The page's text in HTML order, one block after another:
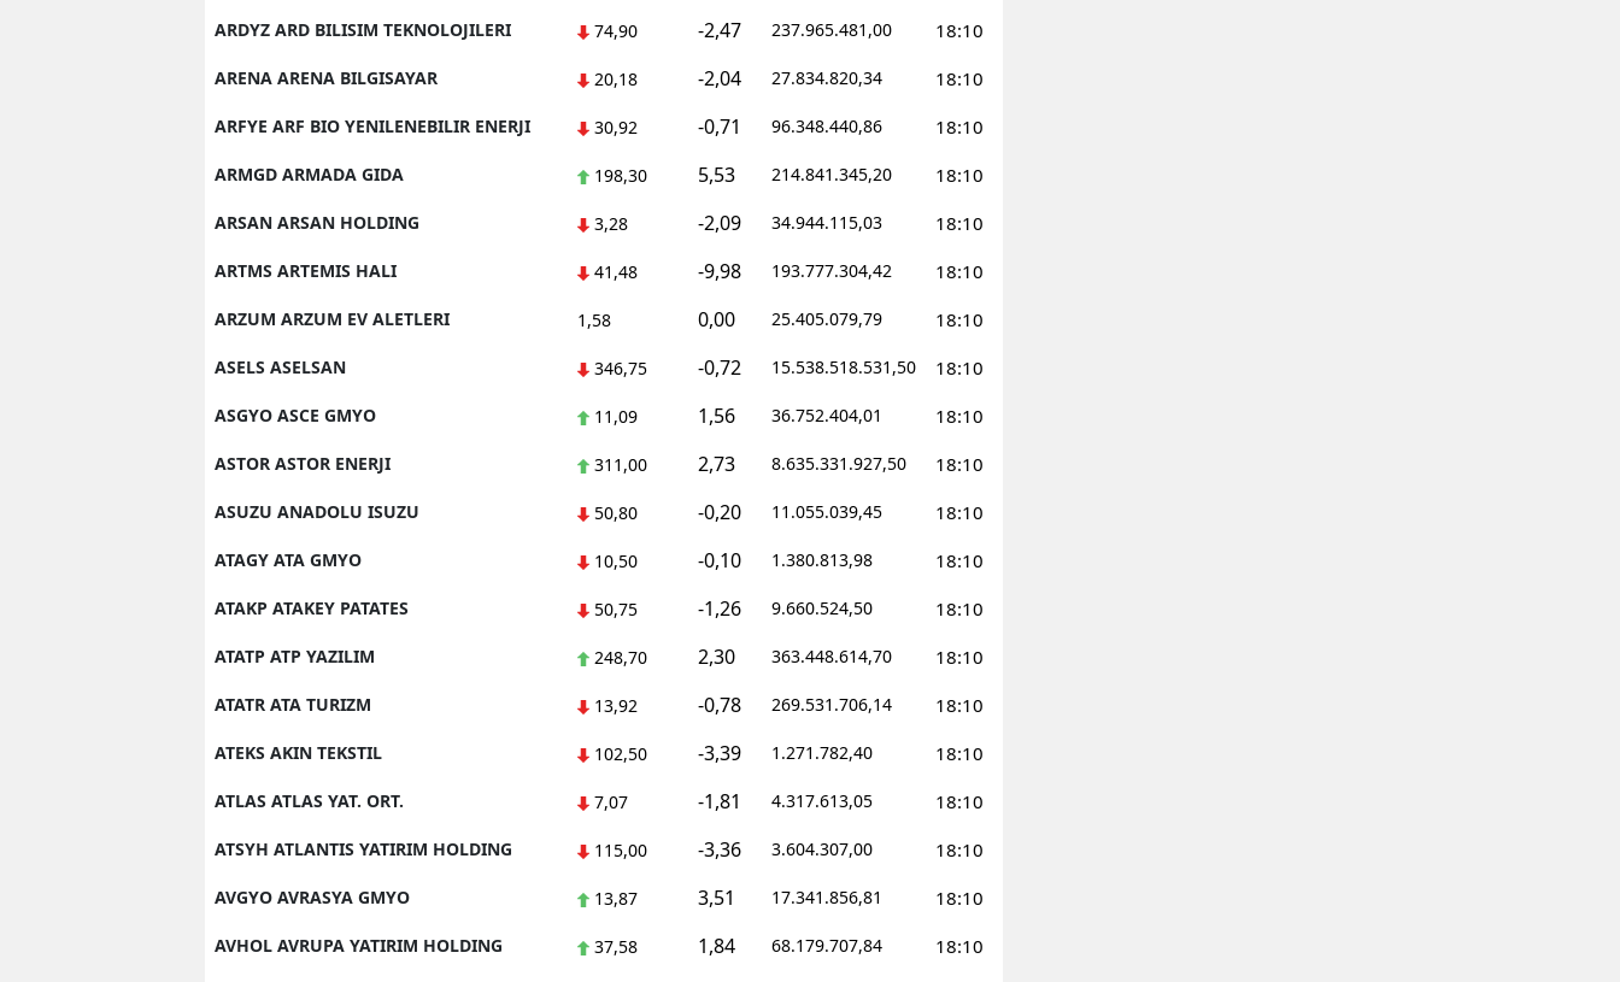
ARDYZ ARD BILISIM TEKNOLOJILERI 74,90 -2,47 237.965.481,00 18:10
ARENA ARENA BILGISAYAR 20,18 -2,04 27.834.820,34 18:10
ARFYE ARF BIO YENILENEBILIR ENERJI 30,92 -0,71 96.348.440,86 18:10
ARMGD ARMADA GIDA 198,30 5,53 214.841.345,20 18:10
ARSAN ARSAN HOLDING 3,28 -2,09 34.944.115,03 18:10
ARTMS ARTEMIS HALI 41,48 -9,98 193.777.304,42 18:10
ARZUM ARZUM EV ALETLERI 1,58 0,00 25.405.079,79 18:10
ASELS ASELSAN 346,75 -0,72 15.538.518.531,50 18:10
ASGYO ASCE GMYO 11,09 1,56 36.752.404,01 18:10
ASTOR ASTOR ENERJI 311,00 2,73 8.635.331.927,50 18:10
ASUZU ANADOLU ISUZU 50,80 -0,20 11.055.039,45 18:10
ATAGY ATA GMYO 10,50 -0,10 1.380.813,98 18:10
ATAKP ATAKEY PATATES 50,75 -1,26 9.660.524,50 18:10
ATATP ATP YAZILIM 248,70 2,30 363.448.614,70 18:10
ATATR ATA TURIZM 13,92 -0,78 269.531.706,14 18:10
ATEKS AKIN TEKSTIL 102,50 -3,39 1.271.782,40 18:10
ATLAS ATLAS YAT. ORT. 7,07 -1,81 4.317.613,05 18:10
ATSYH ATLANTIS YATIRIM HOLDING 115,00 -3,36 3.604.307,00 18:10
AVGYO AVRASYA GMYO 13,87 3,51 17.341.856,81 18:10
AVHOL AVRUPA YATIRIM HOLDING 37,58 1,84 68.179.707,84 18:10